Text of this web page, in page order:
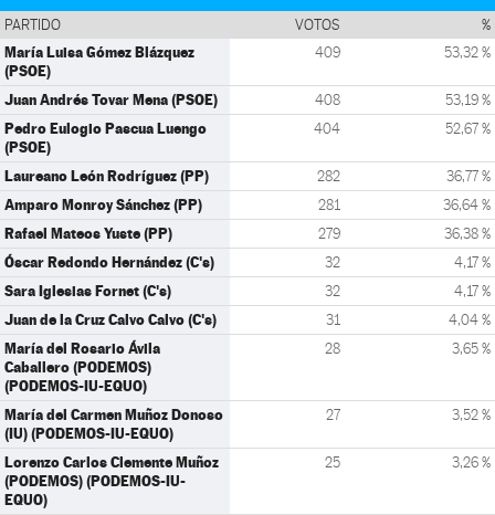
PARTIDO VOTOS %
María Luisa Gómez Blázquez
(PSOE)
409 53,32 %
Juan Andrés Tovar Mena (PSOE) 408 53,19 %
Pedro Eulogio Pascua Luengo
(PSOE)
404 52,67 %
Laureano León Rodríguez (PP) 282 36,77 %
Amparo Monroy Sánchez (PP) 281 36,64 %
Rafael Mateos Yuste (PP) 279 36,38 %
Óscar Redondo Hernández (C's) 32 4,17 %
Sara Iglesias Fornet (C's) 32 4,17 %
Juan de la Cruz Calvo Calvo (C's) 31 4,04 %
María del Rosario Ávila
Caballero (PODEMOS)
(PODEMOS-IU-EQUO)
28 3,65 %
María del Carmen Muñoz Donoso
(IU) (PODEMOS-IU-EQUO)
27 3,52 %
Lorenzo Carlos Clemente Muñoz
(PODEMOS) (PODEMOS-IU-
EQUO)
25 3,26 %